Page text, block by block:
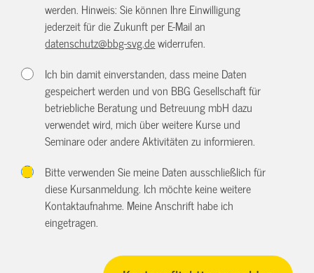
werden. Hinweis: Sie können Ihre Einwilligung
jederzeit für die Zukunft per E-Mail an
datenschutz@bbg-svg.dewiderrufen.
Ich bin damit einverstanden, dass meine Daten
gespeichert werden und von BBG Gesellschaft für
betriebliche Beratung und Betreuung mbH dazu
verwendet wird, mich über weitere Kurse und
Seminare oder andere Aktivitäten zu informieren.
Bitte verwenden Sie meine Daten ausschließlich für
diese Kursanmeldung. Ich möchte keine weitere
Kontaktaufnahme. Meine Anschrift habe ich
eingetragen.